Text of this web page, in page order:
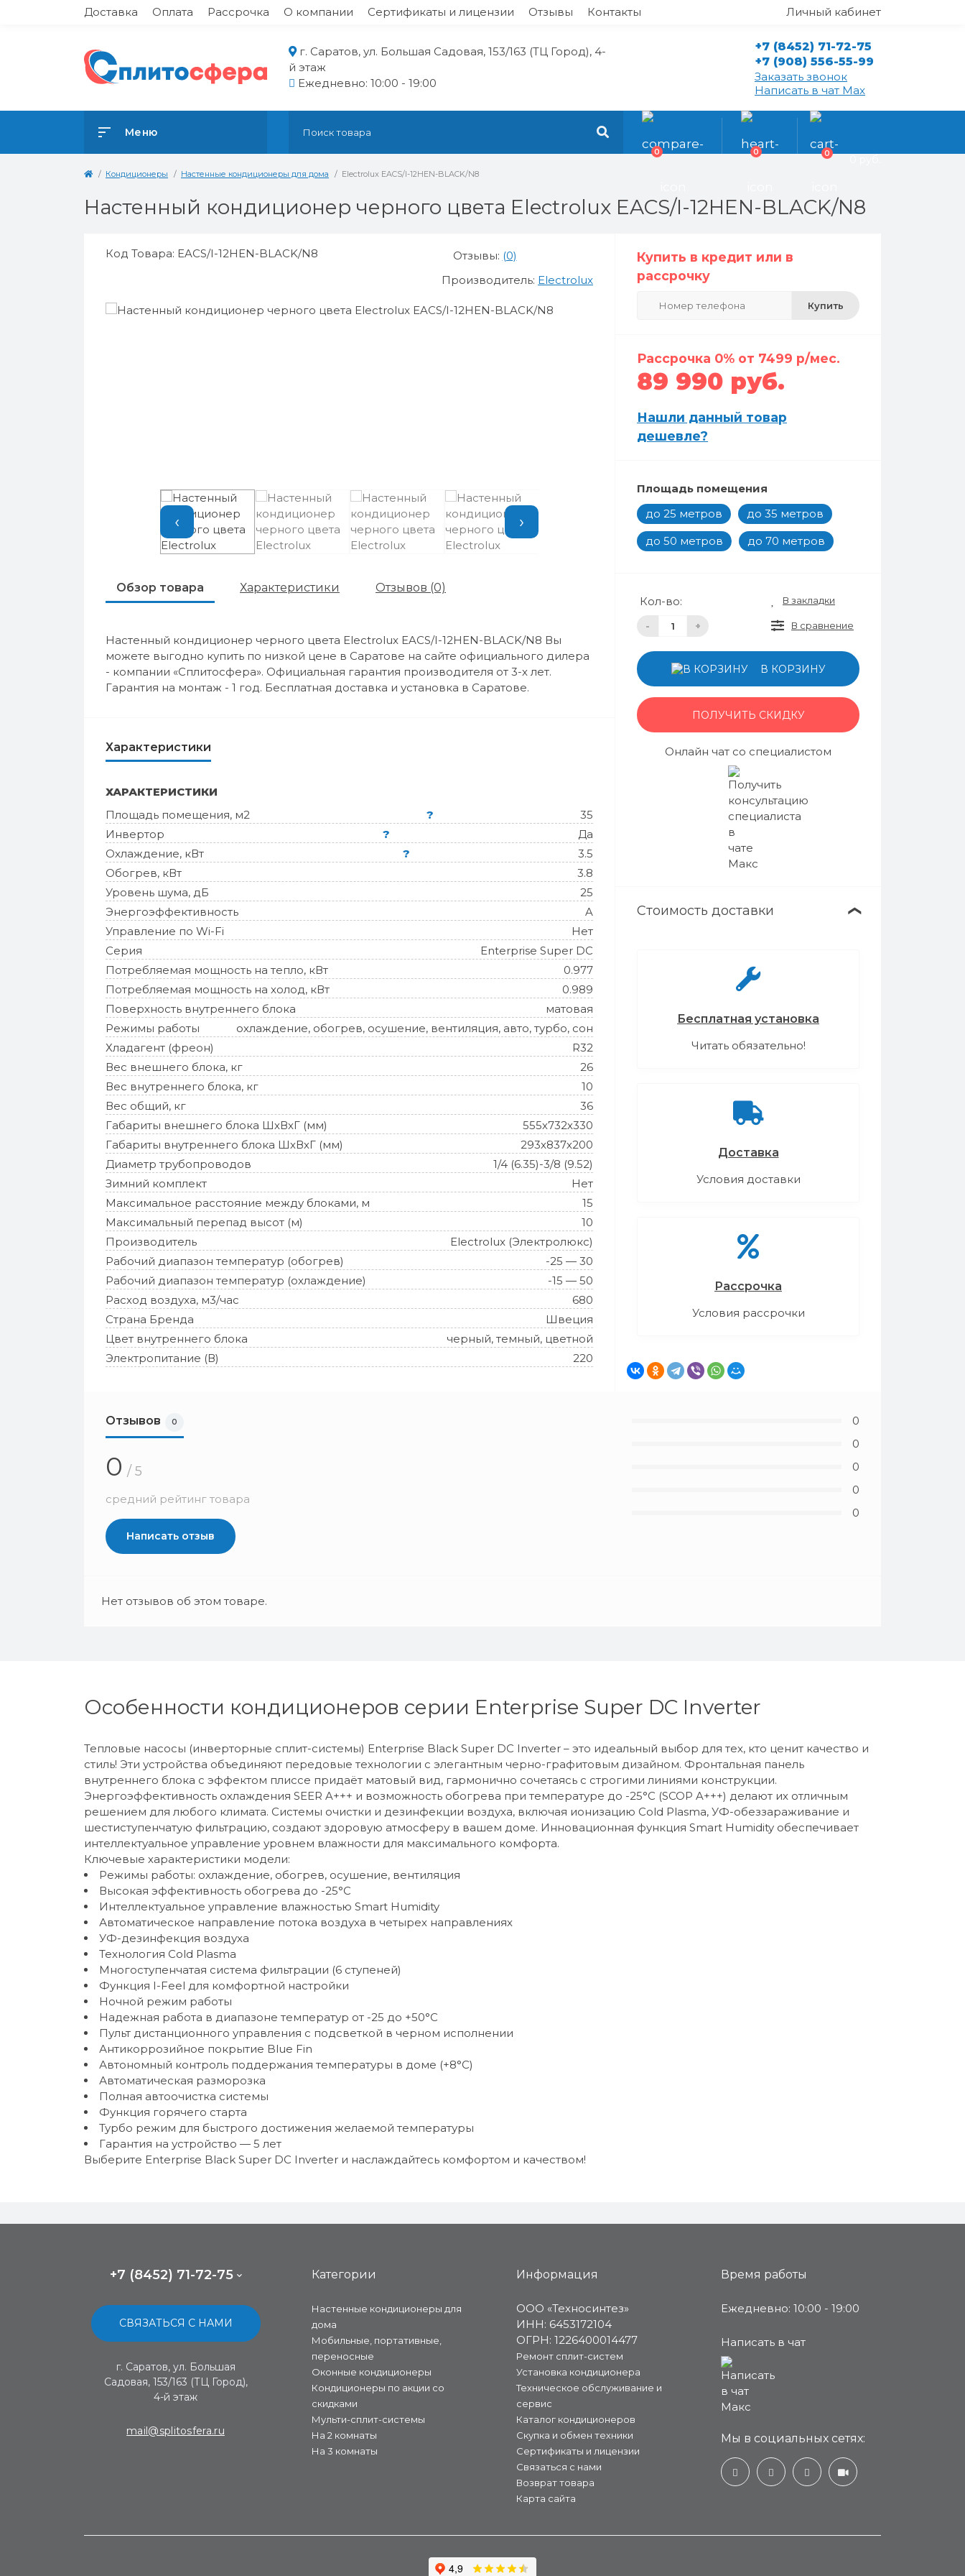
Доставка Оплата Рассрочка О компании Сертификаты и лицензии Отзывы Контакты Личный кабинет
г. Саратов, ул. Большая Садовая, 153/163 (ТЦ Город), 4-
й этаж
Ежедневно: 10:00 - 19:00
+7 (8452) 71-72-75
+7 (908) 556-55-99
Заказать звонок
Написать в чат Max
Меню
0 0 0
Кондиционеры Настенные кондиционеры для дома Electrolux EACS/I-12HEN-BLACK/N8
Настенный кондиционер черного цвета Electrolux EACS/I-12HEN-BLACK/N8
Код Товара: EACS/I-12HEN-BLACK/N8 Отзывы: (0)
Производитель: Electrolux
‹ ›
Обзор товара Характеристики Отзывов (0)
Настенный кондиционер черного цвета Electrolux EACS/I-12HEN-BLACK/N8 Вы
можете выгодно купить по низкой цене в Саратове на сайте официального дилера
- компании «Сплитосфера». Официальная гарантия производителя от 3-х лет.
Гарантия на монтаж - 1 год. Бесплатная доставка и установка в Саратове.
Характеристики
ХАРАКТЕРИСТИКИ
Площадь помещения, м2
?
35
Инвертор
?
Да
Охлаждение, кВт
?
3.5
Обогрев, кВт
3.8
Уровень шума, дБ
25
Энергоэффективность
A
Управление по Wi-Fi
Нет
Серия
Enterprise Super DC
Потребляемая мощность на тепло, кВт
0.977
Потребляемая мощность на холод, кВт
0.989
Поверхность внутреннего блока
матовая
Режимы работы
охлаждение, обогрев, осушение, вентиляция, авто, турбо, сон
Хладагент (фреон)
R32
Вес внешнего блока, кг
26
Вес внутреннего блока, кг
10
Вес общий, кг
36
Габариты внешнего блока ШхВхГ (мм)
555х732х330
Габариты внутреннего блока ШхВхГ (мм)
293х837х200
Диаметр трубопроводов
1/4 (6.35)-3/8 (9.52)
Зимний комплект
Нет
Максимальное расстояние между блоками, м
15
Максимальный перепад высот (м)
10
Производитель
Electrolux (Электролюкс)
Рабочий диапазон температур (обогрев)
-25 — 30
Рабочий диапазон температур (охлаждение)
-15 — 50
Расход воздуха, м3/час
680
Страна Бренда
Швеция
Цвет внутреннего блока
черный, темный, цветной
Электропитание (В)
220
Купить в кредит или в
рассрочку
Купить
Рассрочка 0% от 7499 р/мес.
89 990 руб.
Нашли данный товар
дешевле?
Площадь помещения
до 25 метров
до 35 метров
до 50 метров
до 70 метров
Кол-во:
- +
В закладки
В сравнение
В КОРЗИНУ
ПОЛУЧИТЬ СКИДКУ
Онлайн чат со специалистом
Стоимость доставки ❯
Бесплатная установка
Читать обязательно!
Доставка
Условия доставки
Рассрочка
Условия рассрочки
Отзывов 0
0 / 5
средний рейтинг товара
Написать отзыв
0
0
0
0
0
Нет отзывов об этом товаре.
Особенности кондиционеров серии Enterprise Super DC Inverter
Тепловые насосы (инверторные сплит-системы) Enterprise Black Super DC Inverter – это идеальный выбор для тех, кто ценит качество и
стиль! Эти устройства объединяют передовые технологии с элегантным черно-графитовым дизайном. Фронтальная панель
внутреннего блока с эффектом плиссе придаёт матовый вид, гармонично сочетаясь с строгими линиями конструкции.
Энергоэффективность охлаждения SEER A+++ и возможность обогрева при температуре до -25°C (SCOP A+++) делают их отличным
решением для любого климата. Системы очистки и дезинфекции воздуха, включая ионизацию Cold Plasma, УФ-обеззараживание и
шестиступенчатую фильтрацию, создают здоровую атмосферу в вашем доме. Инновационная функция Smart Humidity обеспечивает
интеллектуальное управление уровнем влажности для максимального комфорта.
Ключевые характеристики модели:
Режимы работы: охлаждение, обогрев, осушение, вентиляция
Высокая эффективность обогрева до -25°C
Интеллектуальное управление влажностью Smart Humidity
Автоматическое направление потока воздуха в четырех направлениях
УФ-дезинфекция воздуха
Технология Cold Plasma
Многоступенчатая система фильтрации (6 ступеней)
Функция I-Feel для комфортной настройки
Ночной режим работы
Надежная работа в диапазоне температур от -25 до +50°C
Пульт дистанционного управления с подсветкой в черном исполнении
Антикоррозийное покрытие Blue Fin
Автономный контроль поддержания температуры в доме (+8°C)
Автоматическая разморозка
Полная автоочистка системы
Функция горячего старта
Турбо режим для быстрого достижения желаемой температуры
Гарантия на устройство — 5 лет
Выберите Enterprise Black Super DC Inverter и наслаждайтесь комфортом и качеством!
+7 (8452) 71-72-75
СВЯЗАТЬСЯ С НАМИ
г. Саратов, ул. Большая
Садовая, 153/163 (ТЦ Город),
4-й этаж
mail@splitosfera.ru
Категории
Настенные кондиционеры для
дома
Мобильные, портативные,
переносные
Оконные кондиционеры
Кондиционеры по акции со
скидками
Мульти-сплит-системы
На 2 комнаты
На 3 комнаты
Информация
ООО «Техносинтез»
ИНН: 6453172104
ОГРН: 1226400014477
Ремонт сплит-систем
Установка кондиционера
Техническое обслуживание и
сервис
Каталог кондиционеров
Скупка и обмен техники
Сертификаты и лицензии
Связаться с нами
Возврат товара
Карта сайта
Время работы
Ежедневно: 10:00 - 19:00
Написать в чат
Мы в социальных сетях: